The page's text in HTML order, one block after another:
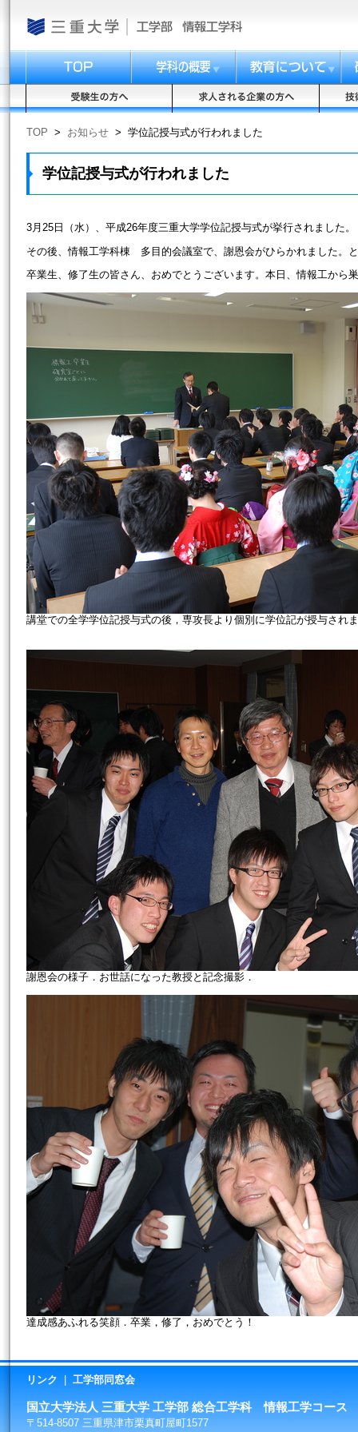
TOP > お知らせ > 学位記授与式が行われました
学位記授与式が行われました
3月25日（水）、平成26年度三重大学学位記授与式が挙行されました。
その後、情報工学科棟 多目的会議室で、謝恩会がひらかれました。
卒業生、修了生の皆さん、おめでとうございます。本日、情報工から
講堂での全学学位記授与式の後，専攻長より個別に学位記が授与され
謝恩会の様子．お世話になった教授と記念撮影．
達成感あふれる笑顔．卒業，修了，おめでとう！
リンク | 工学部同窓会
国立大学法人 三重大学 工学部 総合工学科 情報工学コース
〒514-8507 三重県津市栗真町屋町1577